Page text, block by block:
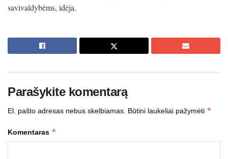
savivaldybėms, idėja.
Parašykite komentarą
El. pašto adresas nebus skelbiamas. Būtini laukeliai pažymėti *
Komentaras *